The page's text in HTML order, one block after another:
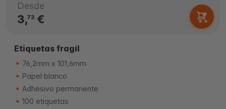
Desde
3,73€
Etiquetas fragil
76,2mm x 101,6mm
Papel blanco
Adhesivo permanente
100 etiquetas